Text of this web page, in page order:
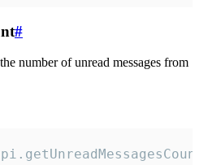
#
number of unread messages from